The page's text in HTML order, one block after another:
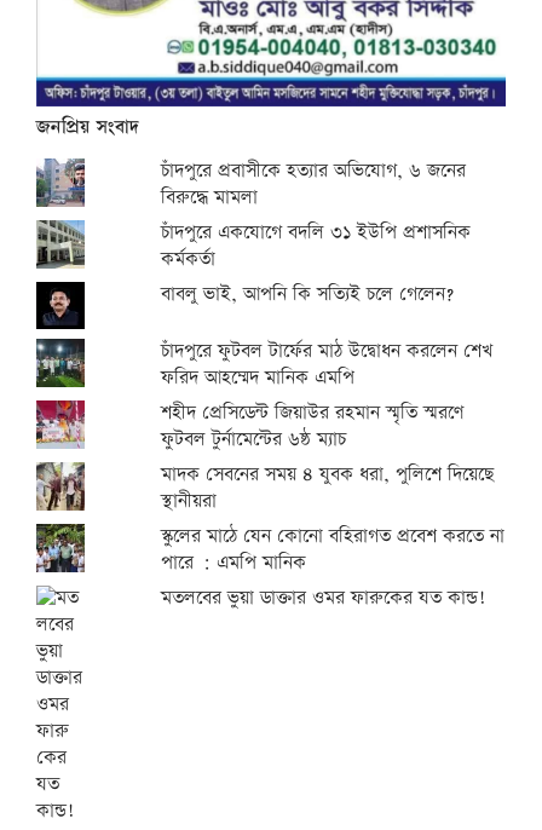
জনপ্রিয় সংবাদ
চাঁদপুরে প্রবাসীকে হত্যার অভিযোগ, ৬ জনের
বিরুদ্ধে মামলা
চাঁদপুরে একযোগে বদলি ৩১ ইউপি প্রশাসনিক
কর্মকর্তা
বাবলু ভাই, আপনি কি সত্যিই চলে গেলেন?
চাঁদপুরে ফুটবল টার্ফের মাঠ উদ্বোধন করলেন শেখ
ফরিদ আহম্মেদ মানিক এমপি
শহীদ প্রেসিডেন্ট জিয়াউর রহমান স্মৃতি স্মরণে
ফুটবল টুর্নামেন্টের ৬ষ্ঠ ম্যাচ
মাদক সেবনের সময় ৪ যুবক ধরা, পুলিশে দিয়েছে
স্থানীয়রা
স্কুলের মাঠে যেন কোনো বহিরাগত প্রবেশ করতে না
পারে : এমপি মানিক
মতলবের ভুয়া ডাক্তার ওমর ফারুকের যত কান্ড!